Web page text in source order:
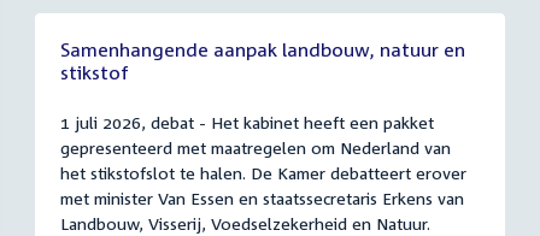
Samenhangende aanpak landbouw, natuur en
stikstof
1 juli 2026, debat - Het kabinet heeft een pakket
gepresenteerd met maatregelen om Nederland van
het stikstofslot te halen. De Kamer debatteert erover
met minister Van Essen en staatssecretaris Erkens van
Landbouw, Visserij, Voedselzekerheid en Natuur.